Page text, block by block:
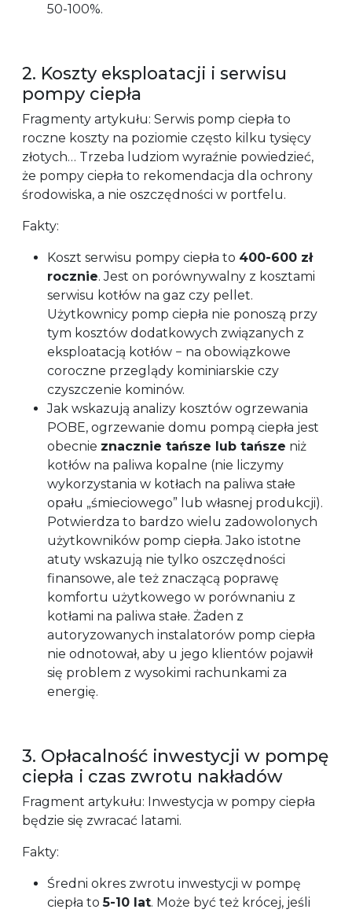
50-100%.
2. Koszty eksploatacji i serwisu
pompy ciepła
Fragmenty artykułu: Serwis pomp ciepła to
roczne koszty na poziomie często kilku tysięcy
złotych… Trzeba ludziom wyraźnie powiedzieć,
że pompy ciepła to rekomendacja dla ochrony
środowiska, a nie oszczędności w portfelu.
Fakty:
Koszt serwisu pompy ciepła to 400-600 zł
rocznie. Jest on porównywalny z kosztami
serwisu kotłów na gaz czy pellet.
Użytkownicy pomp ciepła nie ponoszą przy
tym kosztów dodatkowych związanych z
eksploatacją kotłów − na obowiązkowe
coroczne przeglądy kominiarskie czy
czyszczenie kominów.
Jak wskazują analizy kosztów ogrzewania
POBE, ogrzewanie domu pompą ciepła jest
obecnie znacznie tańsze lub tańsze niż
kotłów na paliwa kopalne (nie liczymy
wykorzystania w kotłach na paliwa stałe
opału „śmieciowego” lub własnej produkcji).
Potwierdza to bardzo wielu zadowolonych
użytkowników pomp ciepła. Jako istotne
atuty wskazują nie tylko oszczędności
finansowe, ale też znaczącą poprawę
komfortu użytkowego w porównaniu z
kotłami na paliwa stałe. Żaden z
autoryzowanych instalatorów pomp ciepła
nie odnotował, aby u jego klientów pojawił
się problem z wysokimi rachunkami za
energię.
3. Opłacalność inwestycji w pompę
ciepła i czas zwrotu nakładów
Fragment artykułu: Inwestycja w pompy ciepła
będzie się zwracać latami.
Fakty:
Średni okres zwrotu inwestycji w pompę
ciepła to5-10 lat. Może być też krócej, jeśli